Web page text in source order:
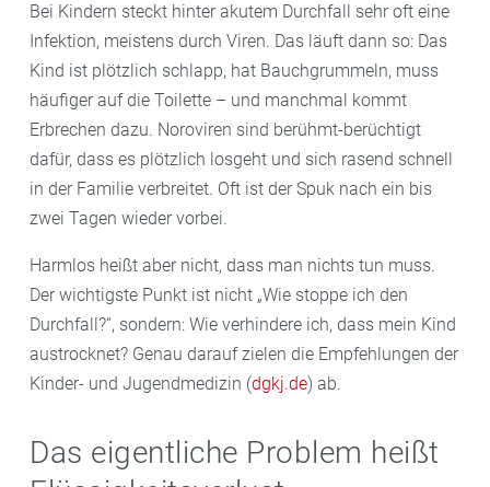
Bei Kindern steckt hinter akutem Durchfall sehr oft eine
Infektion, meistens durch Viren. Das läuft dann so: Das
Kind ist plötzlich schlapp, hat Bauchgrummeln, muss
häufiger auf die Toilette – und manchmal kommt
Erbrechen dazu. Noroviren sind berühmt-berüchtigt
dafür, dass es plötzlich losgeht und sich rasend schnell
in der Familie verbreitet. Oft ist der Spuk nach ein bis
zwei Tagen wieder vorbei.
Harmlos heißt aber nicht, dass man nichts tun muss.
Der wichtigste Punkt ist nicht „Wie stoppe ich den
Durchfall?“, sondern: Wie verhindere ich, dass mein Kind
austrocknet? Genau darauf zielen die Empfehlungen der
Kinder- und Jugendmedizin (dgkj.de) ab.
Das eigentliche Problem heißt